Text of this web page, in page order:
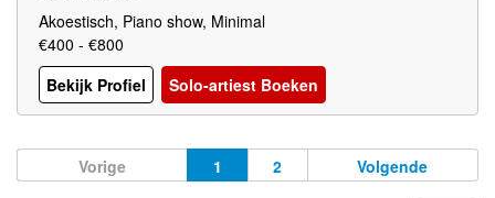
Akoestisch, Piano show, Minimal
€400 - €800
Bekijk Profiel
Solo-artiest Boeken
Vorige 1 2 Volgende